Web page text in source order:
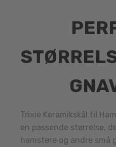
Trixie Keramikskål til
en passende størrelse,
hamstere og andre små